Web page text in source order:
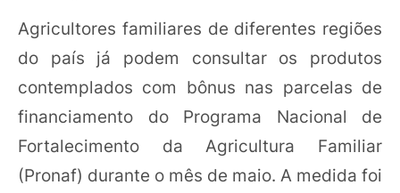
Agricultores familiares de diferentes regiões
do país já podem consultar os produtos
contemplados com bônus nas parcelas de
financiamento do Programa Nacional de
Fortalecimento da Agricultura Familiar
(Pronaf) durante o mês de maio. A medida foi